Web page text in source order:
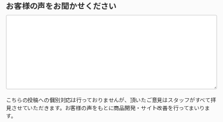
お客様の声をお聞かせください
こちらの投稿への個別対応は行っておりませんが、頂いたご意見はスタッフがすべて拝
見させていただきます。お客様の声をもとに商品開発・サイト改善を行ってまいりま
す。